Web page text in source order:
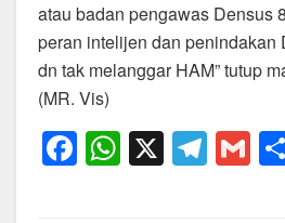
atau badan pengawas Densus
peran intelijen dan penindakan
dn tak melanggar HAM” tutup
(MR. Vis)
F
a
W
h
X T
el
G
m